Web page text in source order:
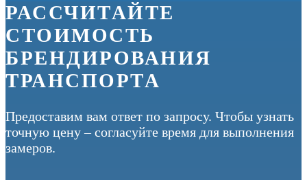
РАССЧИТАЙТЕ
СТОИМОСТЬ
БРЕНДИРОВАНИЯ
ТРАНСПОРТА
Предоставим вам ответ по запросу. Чтобы узнать
точную цену – согласуйте время для выполнения
замеров.